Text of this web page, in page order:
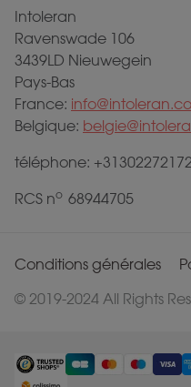
Intoleran
Ravenswade 106
3439LD Nieuwegein
Pays-Bas
France:
Belgique:
téléphone: +31302272172
RCS no 68944705
© 2019-2024 All Rights
Conditions générales